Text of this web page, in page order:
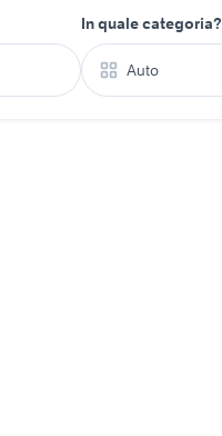
In quale categoria?
Auto